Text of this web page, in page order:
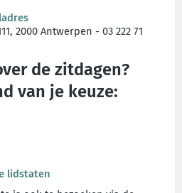
2000 Antwerpen - 03 222 71
de zitdagen?
van je keuze:
lidstaten